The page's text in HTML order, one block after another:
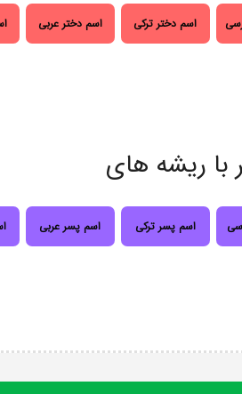
اسم دختر ترکی اسم دختر عربی
با ریشه های
اسم پسر ترکی اسم پسر عربی